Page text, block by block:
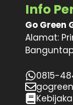
Info
Go Green
Alamat:
0815-